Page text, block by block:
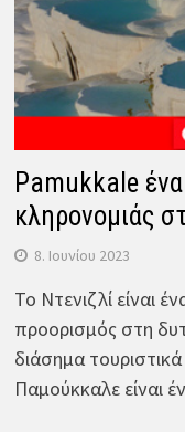
Pamukkale
κληρονομιάς
8. Ιουνίου 2023
Το Ντενιζλί είναι
προορισμός στη
διάσημα
Παμούκκαλε είναι